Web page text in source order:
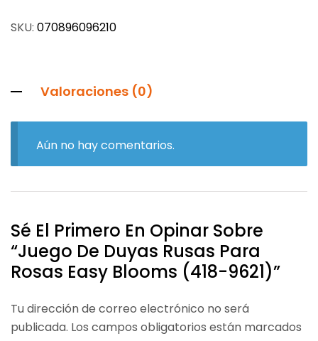
SKU: 070896096210
Valoraciones (0)
Aún no hay comentarios.
Sé El Primero En Opinar Sobre
“Juego De Duyas Rusas Para
Rosas Easy Blooms (418-9621)”
Tu dirección de correo electrónico no será
publicada. Los campos obligatorios están marcados